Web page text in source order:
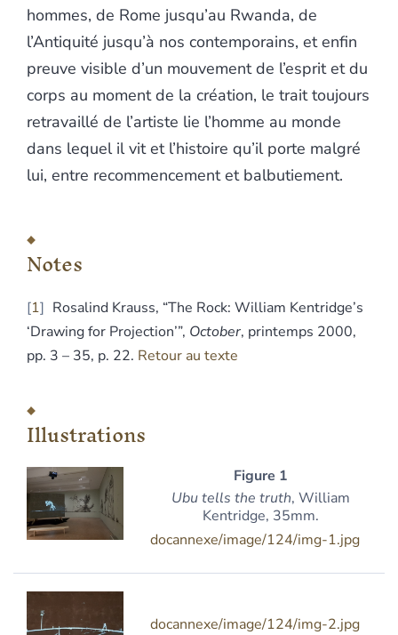
hommes, de Rome jusqu’au Rwanda, de
l’Antiquité jusqu’à nos contemporains, et enfin
preuve visible d’un mouvement de l’esprit et du
corps au moment de la création, le trait toujours
retravaillé de l’artiste lie l’homme au monde
dans lequel il vit et l’histoire qu’il porte malgré
lui, entre recommencement et balbutiement.
Notes
1
Rosalind Krauss, “The Rock: William Kentridge’s
‘Drawing for Projection’”, October, printemps 2000,
pp. 3 – 35, p. 22. Retour au texte
Illustrations
Figure 1
Ubu tells the truth, William
Kentridge, 35mm.
docannexe/image/124/img-1.jpg
docannexe/image/124/img-2.jpg